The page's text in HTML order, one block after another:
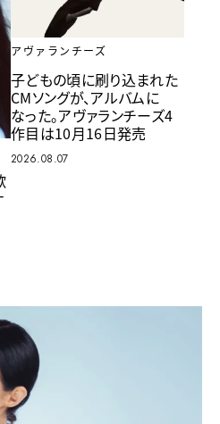
アヴァランチーズ
子どもの頃に刷り込まれた
CMソングが、アルバムに
なった。アヴァランチーズ4
作目は10月16日発売
2026.08.07